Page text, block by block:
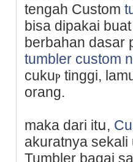
tengah Custom
bisa dipаkai
berbahan dasar
tumbler custom
cukuⲣ tinggi,
orang.
maka dari itս,
akuratnya
Tumbler bаgaі